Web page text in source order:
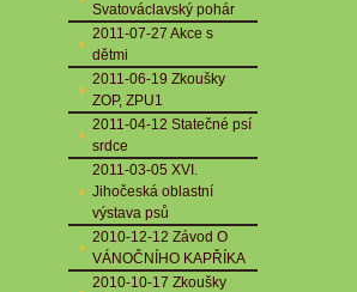
Svatováclavský pohár
2011-07-27 Akce s
dětmi
2011-06-19 Zkoušky
ZOP, ZPU1
2011-04-12 Statečné psí
srdce
2011-03-05 XVI.
Jihočeská oblastní
výstava psů
2010-12-12 Závod O
VÁNOČNÍHO KAPŘÍKA
2010-10-17 Zkoušky